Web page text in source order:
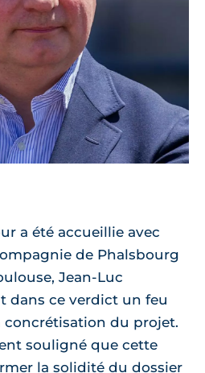
a été accueillie avec
de Phalsbourg
Jean-Luc
dans ce verdict un feu
du projet.
souligné que cette
la solidité du dossier